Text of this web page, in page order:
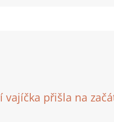
přišla na